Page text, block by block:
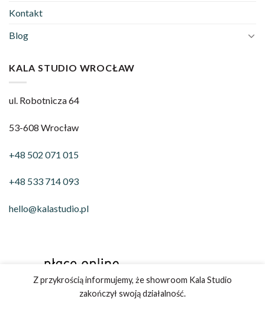
Kontakt
Blog
KALA STUDIO WROCŁAW
ul. Robotnicza 64
53-608 Wrocław
+48 502 071 015
+48 533 714 093
hello@kalastudio.pl
Z przykrością informujemy, że showroom Kala Studio
zakończył swoją działalność.